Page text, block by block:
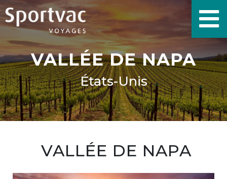
VALLÉE DE NAPA
États-Unis
VALLÉE DE NAPA